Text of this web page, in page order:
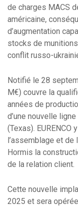
de charges MACS
américaine,
d’augmentation
stocks de
conflit russo-
Notifié le 28
M€) couvre la
années de
d’une nouvelle
(Texas). EURENCO
l’assemblage et
Hormis la
de la relation client.
Cette nouvelle
2025 et sera